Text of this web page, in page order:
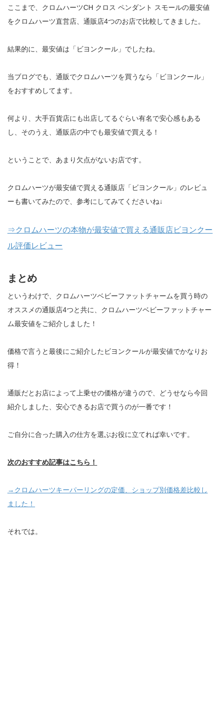
ここまで、クロムハーツCH クロス ペンダント スモールの最安値
をクロムハーツ直営店、通販店4つのお店で比較してきました。
結果的に、最安値は「ビヨンクール」でしたね。
当ブログでも、通販でクロムハーツを買うなら「ビヨンクール」
をおすすめしてます。
何より、大手百貨店にも出店してるぐらい有名で安心感もある
し、そのうえ、通販店の中でも最安値で買える！
ということで、あまり欠点がないお店です。
クロムハーツが最安値で買える通販店「ビヨンクール」のレビュ
ーも書いてみたので、参考にしてみてくださいね↓
⇒クロムハーツの本物が最安値で買える通販店ビヨンクー
ル評価レビュー
まとめ
というわけで、クロムハーツベビーファットチャームを買う時の
オススメの通販店4つと共に、クロムハーツベビーファットチャー
ム最安値をご紹介しました！
価格で言うと最後にご紹介したビヨンクールが最安値でかなりお
得！
通販だとお店によって上乗せの価格が違うので、どうせなら今回
紹介しました、安心できるお店で買うのが一番です！
ご自分に合った購入の仕方を選ぶお役に立てれば幸いです。
次のおすすめ記事はこちら！
→クロムハーツキーパーリングの定価、ショップ別価格差比較し
ました！
それでは。